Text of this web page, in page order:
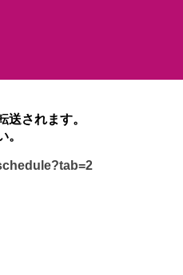
されます。
。